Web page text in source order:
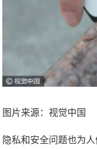
图片来源：视觉中国
隐私和安全问题也为